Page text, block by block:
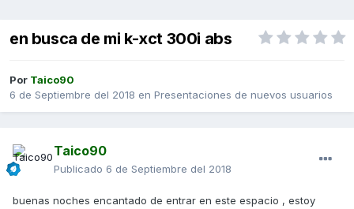
en busca de mi k-xct 300i abs
Por Taico90
6 de Septiembre del 2018 en Presentaciones de nuevos usuarios
Taico90
Publicado 6 de Septiembre del 2018
buenas noches encantado de entrar en este espacio , estoy